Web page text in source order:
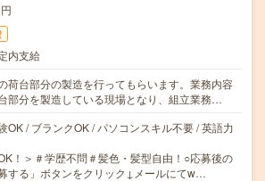
内支給
荷台部分の製造を行ってもらいます。業務内容
部分を製造している現場となり、組立業務…
OK / ブランクOK / パソコンスキル不要 / 英語力
！＞＃学歴不問＃髪色・髪型自由！○応募後の
する」ボタンをクリック↓メールにてw…